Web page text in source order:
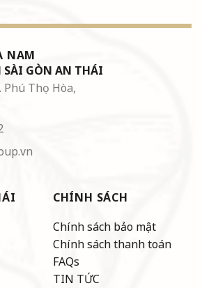
NAM
SÀI GÒN AN THÁI
Phú Thọ Hòa,
CHÍNH SÁCH
Chính sách bảo mật
Chính sách thanh toán
FAQs
TIN TỨC